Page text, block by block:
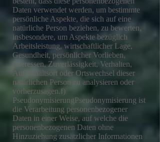
Daten verwendet werden, um bestimmte
persönliche Aspekte, die sich auf eine
natürliche Person beziehen, zu bewerten,
insbesondere, um Aspekte bezüglich
Arbeitsleistung, wirtschaftlicher Lage,
Gesundheit, persönlicher Vorlieben,
Interessen, Zuverlässigkeit, Verhalten,
Aufenthaltsort oder Ortswechsel dieser
natürlichen Person zu analysieren oder
vorherzusagen.f)
PseudonymisierungPseudonymisierung ist
die Verarbeitung personenbezogener
Daten in einer Weise, auf welche die
personenbezogenen Daten ohne
Hinzuziehung zusätzlicher Informationen